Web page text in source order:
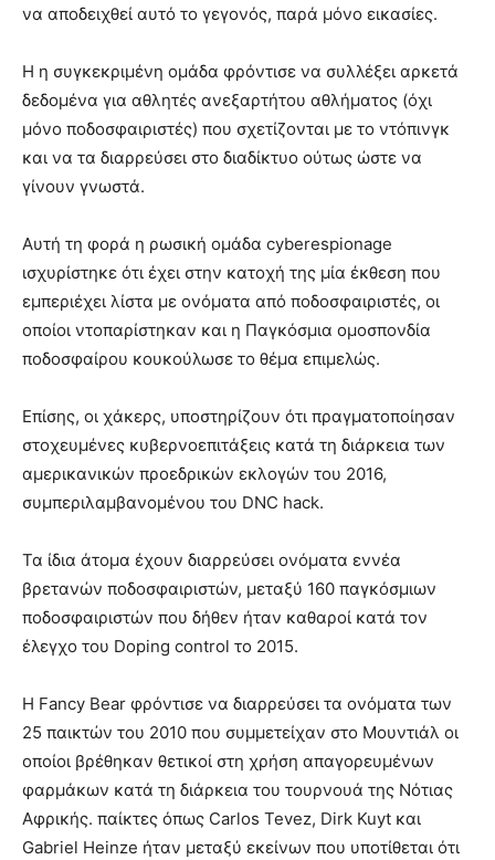
να αποδειχθεί αυτό το γεγονός, παρά μόνο εικασίες.
Η η συγκεκριμένη ομάδα φρόντισε να συλλέξει αρκετά
δεδομένα για αθλητές ανεξαρτήτου αθλήματος (όχι
μόνο ποδοσφαιριστές) που σχετίζονται με το ντόπινγκ
και να τα διαρρεύσει στο διαδίκτυο ούτως ώστε να
γίνουν γνωστά.
Αυτή τη φορά η ρωσική ομάδα cyberespionage
ισχυρίστηκε ότι έχει στην κατοχή της μία έκθεση που
εμπεριέχει λίστα με ονόματα από ποδοσφαιριστές, οι
οποίοι ντοπαρίστηκαν και η Παγκόσμια ομοσπονδία
ποδοσφαίρου κουκούλωσε το θέμα επιμελώς.
Επίσης, οι χάκερς, υποστηρίζουν ότι πραγματοποίησαν
στοχευμένες κυβερνοεπιτάξεις κατά τη διάρκεια των
αμερικανικών προεδρικών εκλογών του 2016,
συμπεριλαμβανομένου του DNC hack.
Τα ίδια άτομα έχουν διαρρεύσει ονόματα εννέα
βρετανών ποδοσφαιριστών, μεταξύ 160 παγκόσμιων
ποδοσφαιριστών που δήθεν ήταν καθαροί κατά τον
έλεγχο του Doping control το 2015.
Η Fancy Bear φρόντισε να διαρρεύσει τα ονόματα των
25 παικτών του 2010 που συμμετείχαν στο Μουντιάλ οι
οποίοι βρέθηκαν θετικοί στη χρήση απαγορευμένων
φαρμάκων κατά τη διάρκεια του τουρνουά της Νότιας
Αφρικής. παίκτες όπως Carlos Tevez, Dirk Kuyt και
Gabriel Heinze ήταν μεταξύ εκείνων που υποτίθεται ότι